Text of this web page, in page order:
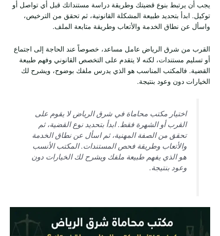
يجب أن يرتبط بنوع قضيتك وطريقة دراسة مستنداتك قبل أي تواصل أو
توكيل. ابدأ بتحديد طبيعة المشكلة القانونية، ثم تحقق من الترخيص،
واسأل عن نطاق الخدمة والأتعاب وطريقة متابعة الملف.
القرب من شرق الرياض عامل مساعد، خصوصاً عند الحاجة إلى اجتماع
أو تسليم مستندات، لكنه لا يتقدم على التخصص القانوني وفهم طبيعة
القضية. فالمكتب المناسب هو الذي يدرس ملفك بوضوح، ويشرح لك
الخيارات دون وعود بنتيجة.
اختيار مكتب محاماة في شرق الرياض لا يقوم على
القرب أو الشهرة فقط. ابدأ بتحديد نوع القضية، ثم
تحقق من الصفة المهنية، ثم اسأل عن نطاق الخدمة
والأتعاب وطريقة فحص المستندات. المكتب الأنسب
هو الذي يفهم طبيعة ملفك ويشرح لك الخيارات دون
وعود بنتيجة.